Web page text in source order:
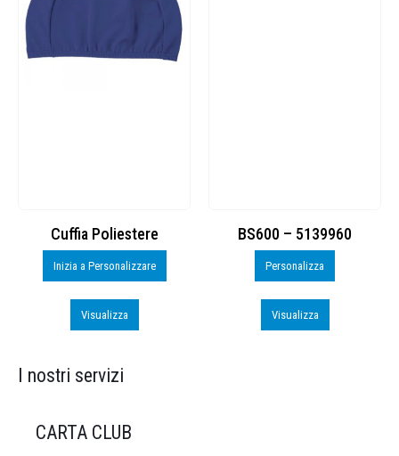
Cuffia Poliestere
Inizia a Personalizzare
Visualizza
BS600 – 5139960
Personalizza
Visualizza
I nostri servizi
CARTA CLUB